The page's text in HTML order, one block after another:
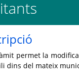
permet la
dins del mateix